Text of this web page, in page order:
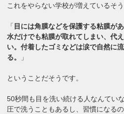
これをやらない学校が増えているそう
「 目には角膜などを保護する粘膜が
水だけでも粘膜が取れてしまい、代
い。付着したゴミなどは涙で自然に
る。
」
ということだそうです。
50秒間も目を洗い続ける人なんてい
圧で洗うこともあるし、習慣になる